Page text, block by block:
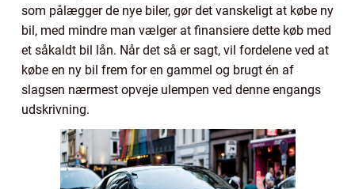
som pålægger de nye biler, gør det vanskeligt at købe ny
bil, med mindre man vælger at finansiere dette køb med
et såkaldt bil lån. Når det så er sagt, vil fordelene ved at
købe en ny bil frem for en gammel og brugt én af
slagsen nærmest opveje ulempen ved denne engangs
udskrivning.